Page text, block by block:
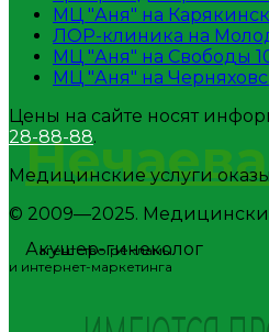
Акушер-гинеколог
МЦ "Аня" на
ЛОР-клиника на
МЦ "Аня" на Свободы
МЦ "Аня" на
Цены на сайте носят
28-88-88.
Медицинские услуги
© 2009—2025.
агентство рекламы
и интернет-маркетинга